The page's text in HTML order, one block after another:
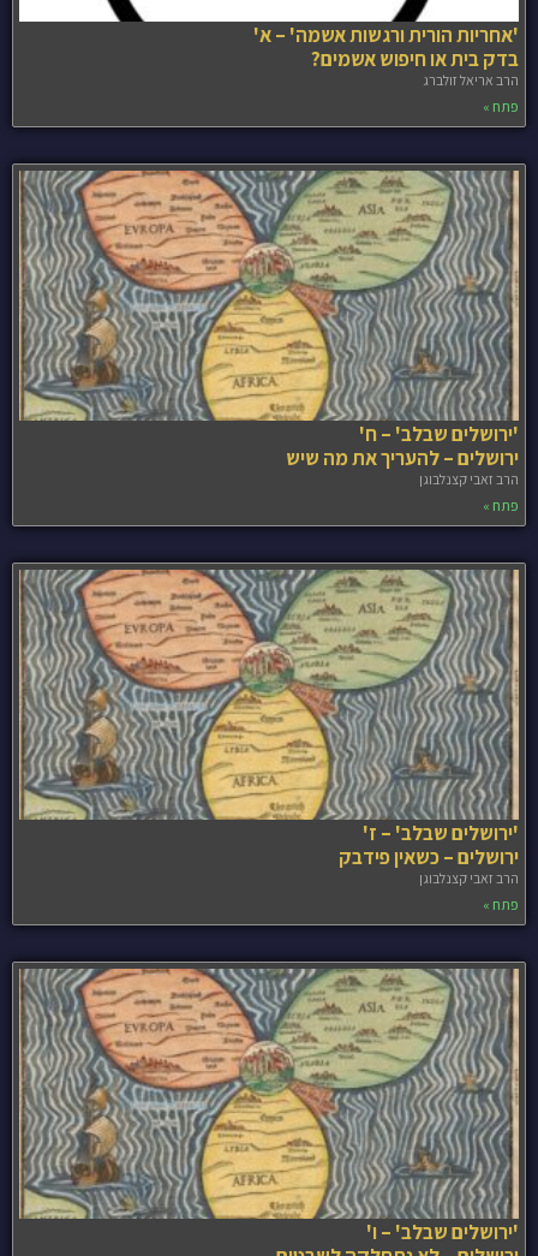
'אחריות הורית ורגשות אשמה' – א'
בדק בית או חיפוש אשמים?
הרב אריאל זולברג
פתח »
'ירושלים שבלב' – ח'
ירושלים – להעריך את מה שיש
הרב זאבי קצנלבוגן
פתח »
'ירושלים שבלב' – ז'
ירושלים – כשאין פידבק
הרב זאבי קצנלבוגן
פתח »
'ירושלים שבלב' – ו'